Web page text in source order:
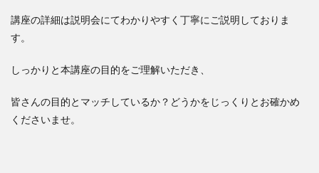
講座の詳細は説明会にてわかりやすく丁寧にご説明しておりま
す。
しっかりと本講座の目的をご理解いただき、
皆さんの目的とマッチしているか？どうかをじっくりとお確かめ
くださいませ。